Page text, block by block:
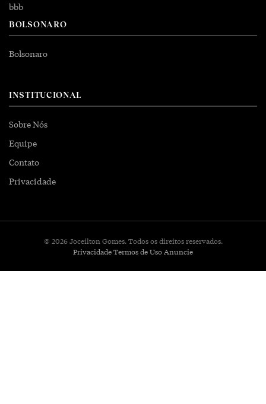
bbb
BOLSONARO
Bolsonaro
INSTITUCIONAL
Sobre Nós
Equipe
Contato
Privacidade
© 2026 Joceilton Gomes. Todos os direitos reservados.
PrivacidadeTermos de UsoAnuncie